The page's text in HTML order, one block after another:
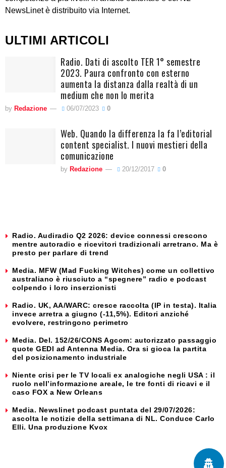
NewsLinet è distribuito via Internet.
ULTIMI ARTICOLI
Radio. Dati di ascolto TER 1° semestre
2023. Paura confronto con esterno
aumenta la distanza dalla realtà di un
medium che non lo merita
by Redazione 06/07/2023 0
Web. Quando la differenza la fa l’editorial
content specialist. I nuovi mestieri della
comunicazione
by Redazione 20/12/2017 0
Radio. Audiradio Q2 2026: device connessi crescono
mentre autoradio e ricevitori tradizionali arretrano. Ma è
presto per parlare di trend
Media. MFW (Mad Fucking Witches) come un collettivo
australiano è riusciuto a “spegnere” radio e podcast
colpendo i loro inserzionisti
Radio. UK, AA/WARC: cresce raccolta (IP in testa). Italia
invece arretra a giugno (-11,5%). Editori anziché
evolvere, restringono perimetro
Media. Del. 152/26/CONS Agcom: autorizzato passaggio
quote GEDI ad Antenna Media. Ora si gioca la partita
del posizionamento industriale
Niente crisi per le TV locali ex analogiche negli USA : il
ruolo nell’informazione areale, le tre fonti di ricavi e il
caso FOX a New Orleans
Media. Newslinet podcast puntata del 29/07/2026:
ascolta le notizie della settimana di NL. Conduce Carlo
Elli. Una produzione Kvox